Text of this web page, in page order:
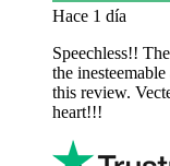
Hace 1 día
Speechless!!
the
this review.
heart!!!